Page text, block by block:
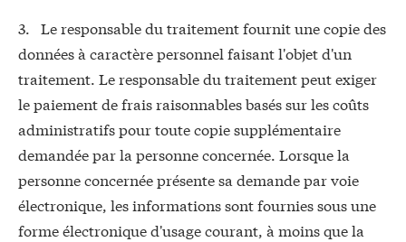
3. Le responsable du traitement fournit une copie des
données à caractère personnel faisant l'objet d'un
traitement. Le responsable du traitement peut exiger
le paiement de frais raisonnables basés sur les coûts
administratifs pour toute copie supplémentaire
demandée par la personne concernée. Lorsque la
personne concernée présente sa demande par voie
électronique, les informations sont fournies sous une
forme électronique d'usage courant, à moins que la